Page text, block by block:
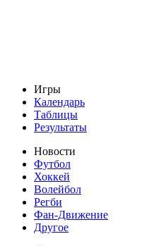
Игры
Календарь
Таблицы
Результаты
Новости
Футбол
Хоккей
Волейбол
Регби
Фан-Движение
Другое